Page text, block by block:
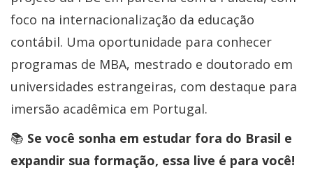
foco na internacionalização da educação
contábil. Uma oportunidade para conhecer
programas de MBA, mestrado e doutorado em
universidades estrangeiras, com destaque para
imersão acadêmica em Portugal.
📚 Se você sonha em estudar fora do Brasil e
expandir sua formação, essa live é para você!